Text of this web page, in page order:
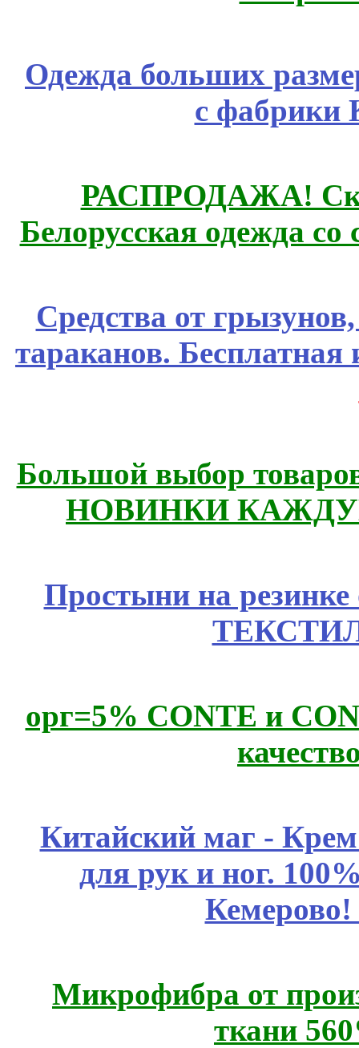
Одежда больших
с фабрики
РАСПРОДАЖА!
Белорусская одежда
Средства от
тараканов.
Большой выбор
НОВИНКИ
Простыни на
орг=5% CONTE и
Китайский маг -
для рук и ног.
Микрофибра от
ткани